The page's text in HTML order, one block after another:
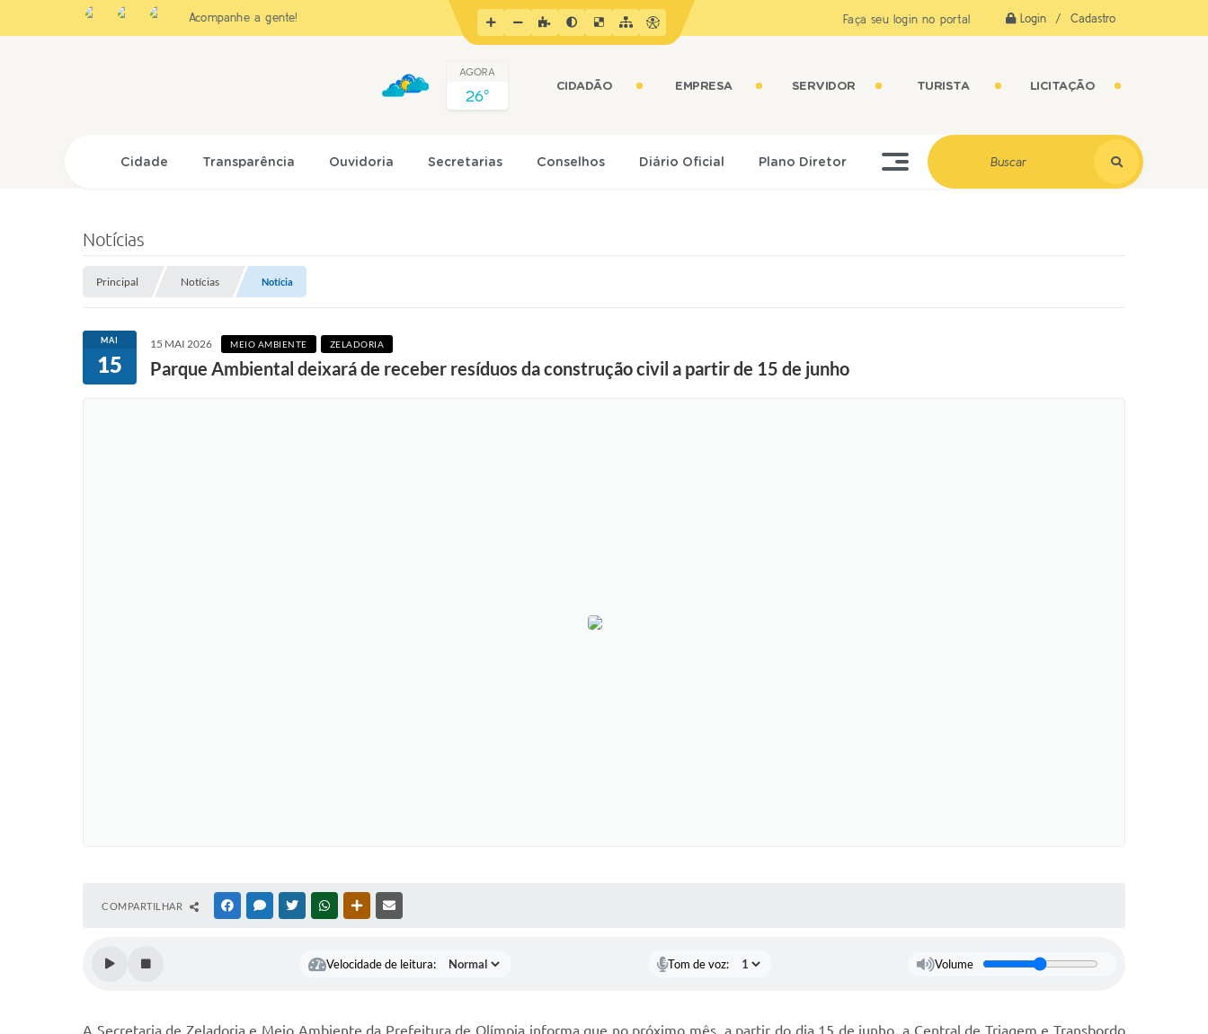
Faça seu login no portal Login / Cadastro
Acompanhe a gente!
CIDADÃO EMPRESA SERVIDOR TURISTA LICITAÇÃO
AGORA
26º
Cidade Transparência Ouvidoria Secretarias Conselhos Diário Oficial Plano Diretor
Notícias
Principal Notícias Notícia
MAI
15
15 MAI 2026 MEIO AMBIENTE ZELADORIA
Parque Ambiental deixará de receber resíduos da construção civil a partir de 15 de junho
COMPARTILHAR FACEBOOKMESSENGER
TWITTERWHATSAPPOUTRAS MÍDIAS
Velocidade de leitura: Tom de voz: Volume
A Secretaria de Zeladoria e Meio Ambiente da Prefeitura de Olímpia informa que no próximo mês, a partir do dia 15 de junho, a Central de Triagem e Transbordo